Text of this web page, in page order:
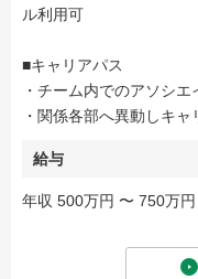
ル利用可
■キャリアパス
・チーム内でのアソシ
・関係各部へ異動しキャ
給与
年収 500万円 〜 750万円